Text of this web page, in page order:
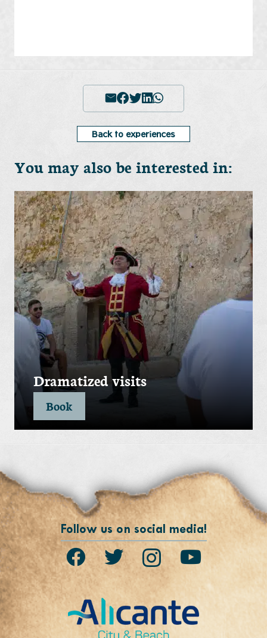
Back to experiences
You may also be interested in:
Dramatized visits
Book
Follow us on social media!